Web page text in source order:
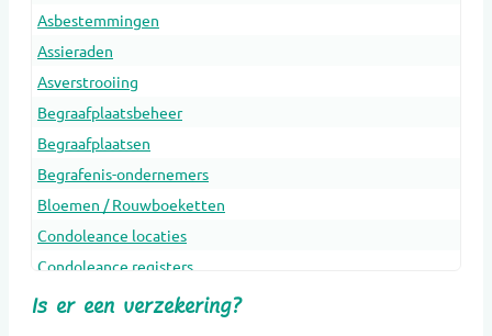
Asbestemmingen
Assieraden
Asverstrooiing
Begraafplaatsbeheer
Begraafplaatsen
Begrafenis-ondernemers
Bloemen / Rouwboeketten
Condoleance locaties
Condoleance registers
Crematoria
Is er een verzekering?